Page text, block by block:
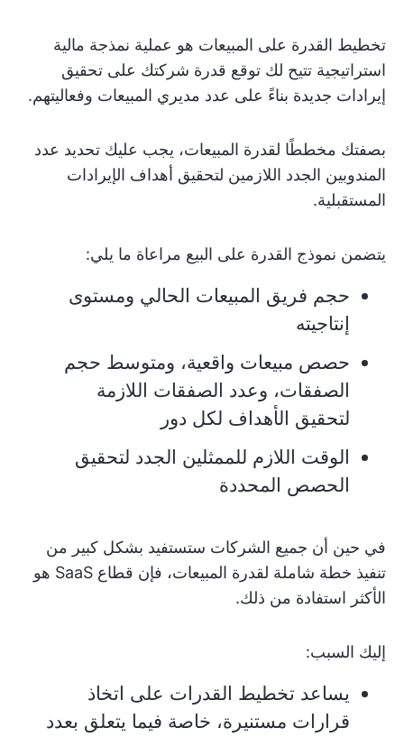
تخطيط القدرة على المبيعات هو عملية نمذجة مالية
استراتيجية تتيح لك توقع قدرة شركتك على تحقيق
إيرادات جديدة بناءً على عدد مديري المبيعات وفعاليتهم.
بصفتك مخططًا لقدرة المبيعات، يجب عليك تحديد عدد
المندوبين الجدد اللازمين لتحقيق أهداف الإيرادات
المستقبلية.
يتضمن نموذج القدرة على البيع مراعاة ما يلي:
حجم فريق المبيعات الحالي ومستوى
إنتاجيته
حصص مبيعات واقعية، ومتوسط حجم
الصفقات، وعدد الصفقات اللازمة
لتحقيق الأهداف لكل دور
الوقت اللازم للممثلين الجدد لتحقيق
الحصص المحددة
في حين أن جميع الشركات ستستفيد بشكل كبير من
تنفيذ خطة شاملة لقدرة المبيعات، فإن قطاع SaaS هو
الأكثر استفادة من ذلك.
إليك السبب:
يساعد تخطيط القدرات على اتخاذ
قرارات مستنيرة، خاصة فيما يتعلق بعدد